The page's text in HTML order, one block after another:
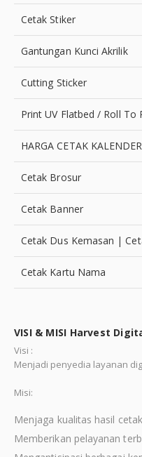
Cetak Stiker
Gantungan Kunci Akrilik
Cutting Sticker
Print UV Flatbed / Roll To
HARGA CETAK
Cetak Brosur
Cetak Banner
Cetak Dus Kemasan |
Cetak Kartu Nama
VISI & MISI Harvest
Visi :
Menjadi penyedia layanan
Misi:
Menjaga kualitas hasil
Memberikan pelayanan